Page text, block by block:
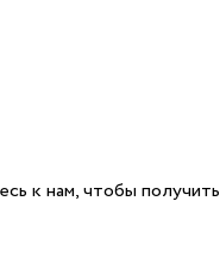
к нам, чтобы получить